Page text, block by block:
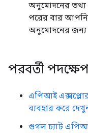
অনুমোদনের তথ্য
পরের বার
অনুমোদনের জন্য
পরবর্তী
এপিআই
ব্যবহার করে
গুগল চ্যাট